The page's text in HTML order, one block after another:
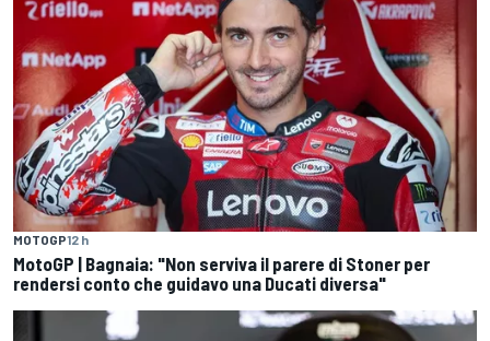
MOTOGP12 h
MotoGP | Bagnaia: "Non serviva il parere di Stoner per
rendersi conto che guidavo una Ducati diversa"